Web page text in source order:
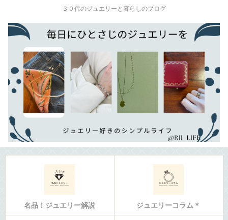
３０代のジュエリーと暮らしのブログ
名品！ジュエリー解説 ジュエリーコラム＊